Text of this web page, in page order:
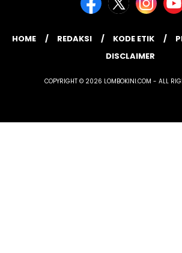
HOME REDAKSI KODE ETIK
DISCLAIMER
COPYRIGHT © 2026 LOMBOKINI.COM - ALL